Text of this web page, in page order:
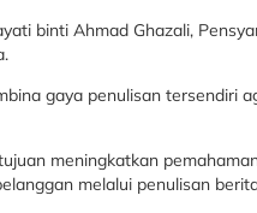
binti Ahmad Ghazali,
gaya penulisan tersendiri
meningkatkan
melalui penulisan